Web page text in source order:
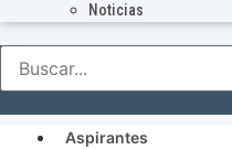
Noticias
Aspirantes